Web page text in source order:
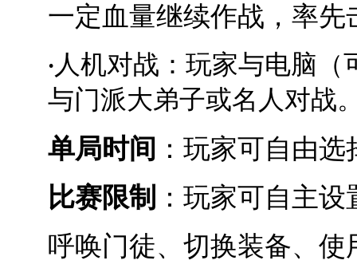
一定血量继续作战，率
· 人机对战：玩家与电脑
与门派大弟子或名人对战
单局时间 ：玩家可自由
比赛限制 ：玩家可自主
呼唤门徒、切换装备、